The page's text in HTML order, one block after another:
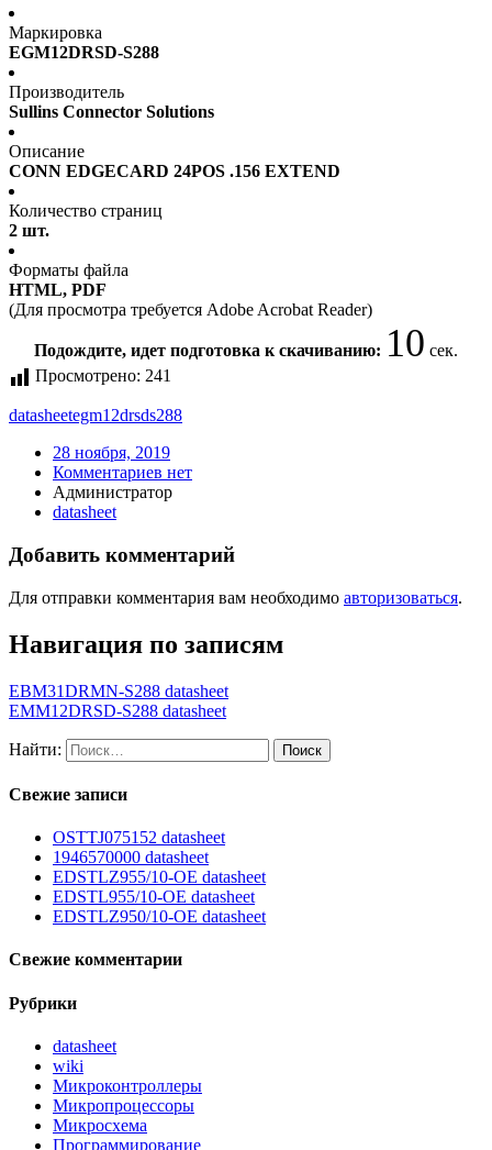
Маркировка
EGM12DRSD-S288
Производитель
Sullins Connector Solutions
Описание
CONN EDGECARD 24POS .156 EXTEND
Количество страниц
2 шт.
Форматы файла
HTML, PDF
(Для просмотра требуется Adobe Acrobat Reader)
Подождите, идет подготовка к скачиванию: 10 сек.
Просмотрено: 241
datasheetegm12drsds288
28 ноября, 2019
Комментариев нет
Администратор
datasheet
Добавить комментарий
Для отправки комментария вам необходимо авторизоваться.
Навигация по записям
EBM31DRMN-S288 datasheet
EMM12DRSD-S288 datasheet
Найти:
Свежие записи
OSTTJ075152 datasheet
1946570000 datasheet
EDSTLZ955/10-OE datasheet
EDSTL955/10-OE datasheet
EDSTLZ950/10-OE datasheet
Свежие комментарии
Рубрики
datasheet
wiki
Микроконтроллеры
Микропроцессоры
Микросхема
Программирование